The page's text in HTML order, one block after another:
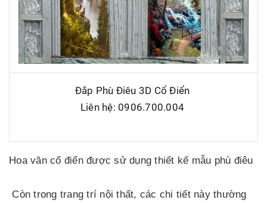
Đắp Phù Điêu 3D Cổ Điển
Liên hệ: 0906.700.004
Hoa văn cổ điển được sử dụng thiết kế mẫu phù điêu
Còn trong trang trí nội thất, các chi tiết này thường